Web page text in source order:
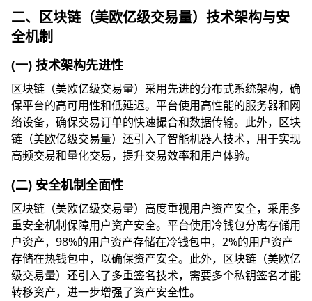
二、区块链（美欧亿级交易量）技术架构与安
全机制
(一) 技术架构先进性
区块链（美欧亿级交易量）采用先进的分布式系统架构，确
保平台的高可用性和低延迟。平台使用高性能的服务器和网
络设备，确保交易订单的快速撮合和数据传输。此外，区块
链（美欧亿级交易量）还引入了智能机器人技术，用于实现
高频交易和量化交易，提升交易效率和用户体验。
(二) 安全机制全面性
区块链（美欧亿级交易量）高度重视用户资产安全，采用多
重安全机制保障用户资产安全。平台使用冷钱包分离存储用
户资产，98%的用户资产存储在冷钱包中，2%的用户资产
存储在热钱包中，以确保资产安全。此外，区块链（美欧亿
级交易量）还引入了多重签名技术，需要多个私钥签名才能
转移资产，进一步增强了资产安全性。